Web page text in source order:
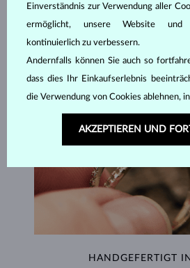
HANDGEFERTIGT
Einverständnis zur Verwendung aller
ermöglicht, unsere Website und
kontinuierlich zu verbessern.
Andernfalls können Sie auch so
dass dies Ihr Einkaufserlebnis
die Verwendung von Cookies ablehnen,
AKZEPTIEREN UND